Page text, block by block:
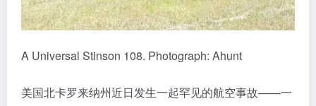
A Universal Stinson 108. Photograph: Ahunt
美国北卡罗来纳州近日发生一起罕见的航空事故——一